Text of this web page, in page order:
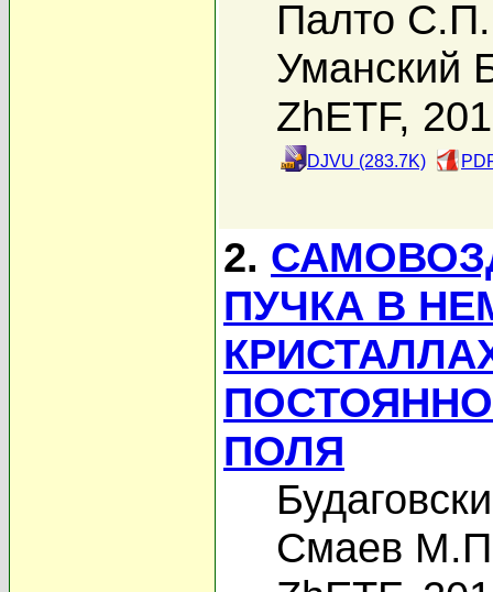
Палто С.П.
Уманский
ZhETF,
DJVU (283.7K)
2.
ПУЧКА В
ПОЛЯ
Смаев